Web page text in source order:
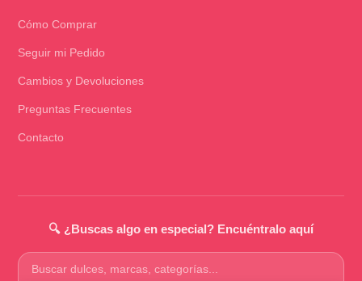
Cómo Comprar
Seguir mi Pedido
Cambios y Devoluciones
Preguntas Frecuentes
Contacto
🔍 ¿Buscas algo en especial? Encuéntralo aquí
Buscar